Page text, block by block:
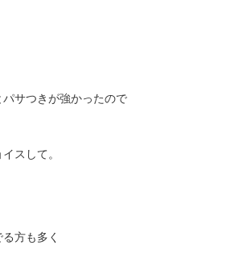
サつきが強かったので
スして。
方も多く